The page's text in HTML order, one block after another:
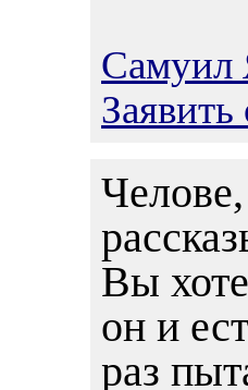
Самуил
Вы
он и
раз